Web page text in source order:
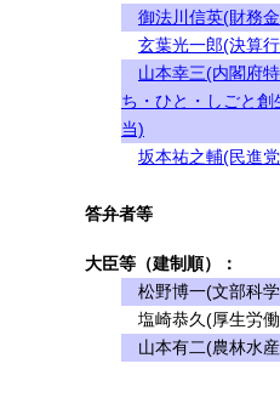
御法川信英(財務
玄葉光一郎(決算
山本幸三(内閣府
ち・ひと・しごと
当)
坂本祐之輔(民進
答弁者等
大臣等（建制順）：
松野博一(文部科
塩崎恭久(厚生労
山本有二(農林水